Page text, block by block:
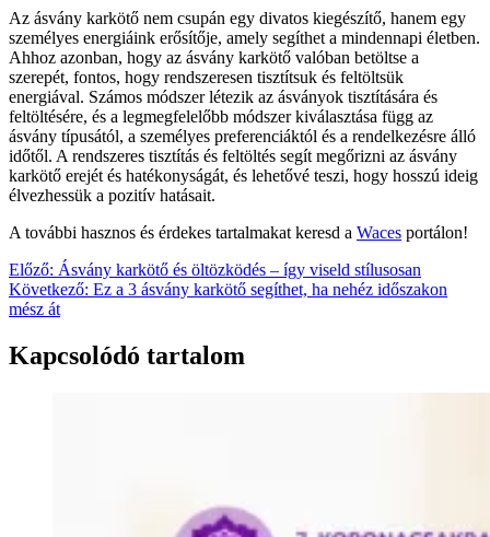
Az ásvány karkötő nem csupán egy divatos kiegészítő, hanem egy
személyes energiáink erősítője, amely segíthet a mindennapi életben.
Ahhoz azonban, hogy az ásvány karkötő valóban betöltse a
szerepét, fontos, hogy rendszeresen tisztítsuk és feltöltsük
energiával. Számos módszer létezik az ásványok tisztítására és
feltöltésére, és a legmegfelelőbb módszer kiválasztása függ az
ásvány típusától, a személyes preferenciáktól és a rendelkezésre álló
időtől. A rendszeres tisztítás és feltöltés segít megőrizni az ásvány
karkötő erejét és hatékonyságát, és lehetővé teszi, hogy hosszú ideig
élvezhessük a pozitív hatásait.
A további hasznos és érdekes tartalmakat keresd a Waces portálon!
Bejegyzés
navigáció
Előző: Ásvány karkötő és öltözködés – így viseld stílusosan
Következő: Ez a 3 ásvány karkötő segíthet, ha nehéz időszakon
mész át
Kapcsolódó tartalom